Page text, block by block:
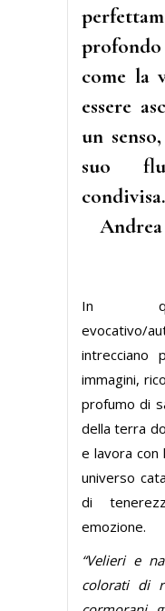
profondo
come la
essere
un
suo
condivisa.
In
intrecciano
immagini,
profumo di
della terra
e lavora con
universo
di
emozione.
“Velieri e
colorati di